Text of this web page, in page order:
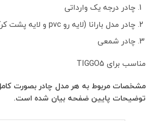
چادر درجه یک وارداتی
چادر مدل بارانا (لایه رو pvc و لایه پشت کرک)
چادر شمعی
مناسب برای TIGGO5
مشخصات مربوط به هر مدل چادر بصورت
توضیحات پایین ضفحه بیان شده است.